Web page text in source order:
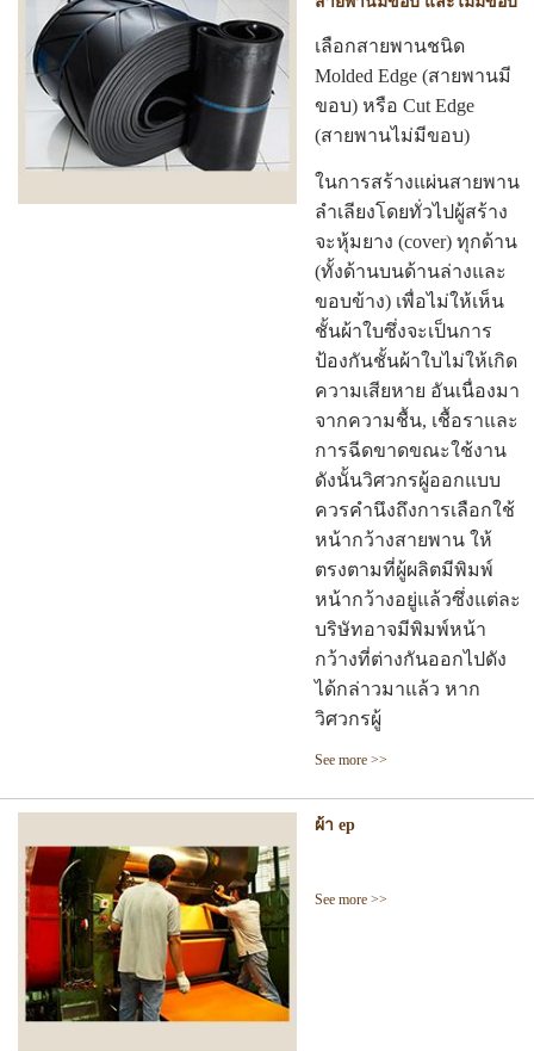
เลือกสายพานชนิด
Molded Edge (สายพานมี
ขอบ) หรือ Cut Edge
(สายพานไม่มีขอบ)
ในการสร้างแผ่นสายพาน
ลำเลียงโดยทั่วไปผู้สร้าง
จะหุ้มยาง (cover) ทุกด้าน
(ทั้งด้านบนด้านล่างและ
ขอบข้าง) เพื่อไม่ให้เห็น
ชั้นผ้าใบซึ่งจะเป็นการ
ป้องกันชั้นผ้าใบไม่ให้เกิด
ความเสียหาย อันเนื่องมา
จากความชื้น, เชื้อราและ
การฉีดขาดขณะใช้งาน
ดังนั้นวิศวกรผู้ออกแบบ
ควรคำนึงถึงการเลือกใช้
หน้ากว้างสายพาน ให้
ตรงตามที่ผู้ผลิตมีพิมพ์
หน้ากว้างอยู่แล้วซึ่งแต่ละ
บริษัทอาจมีพิมพ์หน้า
กว้างที่ต่างกันออกไปดัง
ได้กล่าวมาแล้ว หาก
วิศวกรผู้
See more >>
ผ้า ep
See more >>